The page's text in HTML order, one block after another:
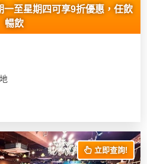
至星期四可享9折優惠，任飲
暢飲
立即查詢!